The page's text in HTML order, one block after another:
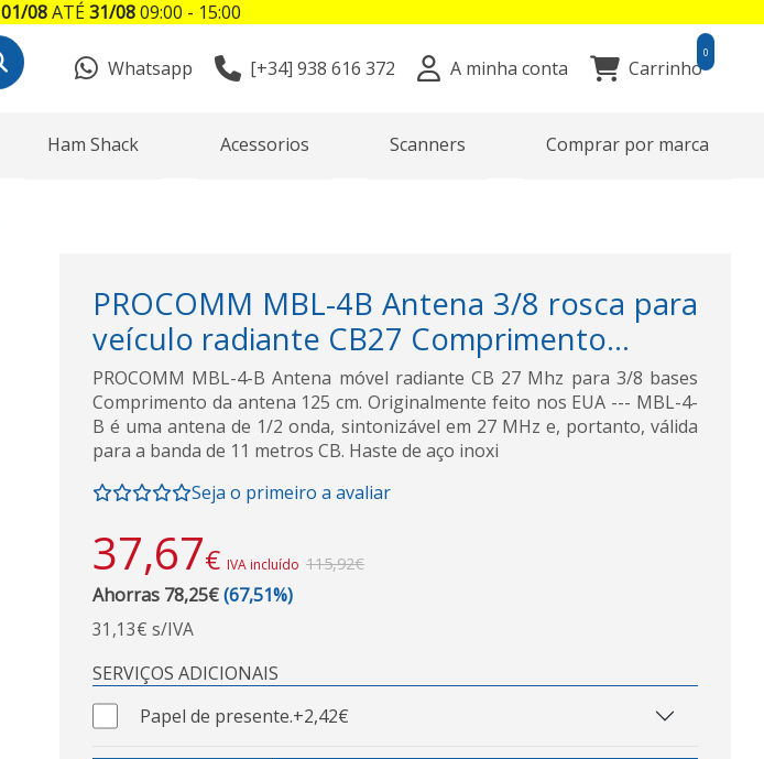
Whatsapp [+34] 938 616 372 A minha conta Carrinho
0
Ham Shack Acessorios Scanners Comprar por marca
PROCOMM MBL-4B Antena 3/8 rosca para
veículo radiante CB27 Comprimento...
PROCOMM MBL-4-B Antena móvel radiante CB 27 Mhz para 3/8 bases
Comprimento da antena 125 cm. Originalmente feito nos EUA --- MBL-4-
B é uma antena de 1/2 onda, sintonizável em 27 MHz e, portanto, válida
para a banda de 11 metros CB. Haste de aço inoxi
Seja o primeiro a avaliar
37,67€ IVA incluído 115,92€
Ahorras 78,25€(67,51%)
31,13€ s/IVA
SERVIÇOS ADICIONAIS
Papel de presente.+2,42€
01/08ATÉ31/0809:00 - 15:00